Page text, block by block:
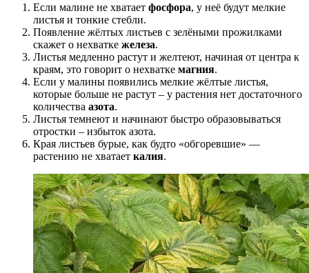
Если малине не хватает фосфора, у неё будут мелкие
листья и тонкие стебли.
Появление жёлтых листьев с зелёными прожилками
скажет о нехватке железа.
Листья медленно растут и желтеют, начиная от центра к
краям, это говорит о нехватке магния.
Если у малины появились мелкие жёлтые листья,
которые больше не растут – у растения нет достаточного
количества азота.
Листья темнеют и начинают быстро образовываться
отростки – избыток азота.
Края листьев бурые, как будто «обгоревшие» —
растению не хватает калия.